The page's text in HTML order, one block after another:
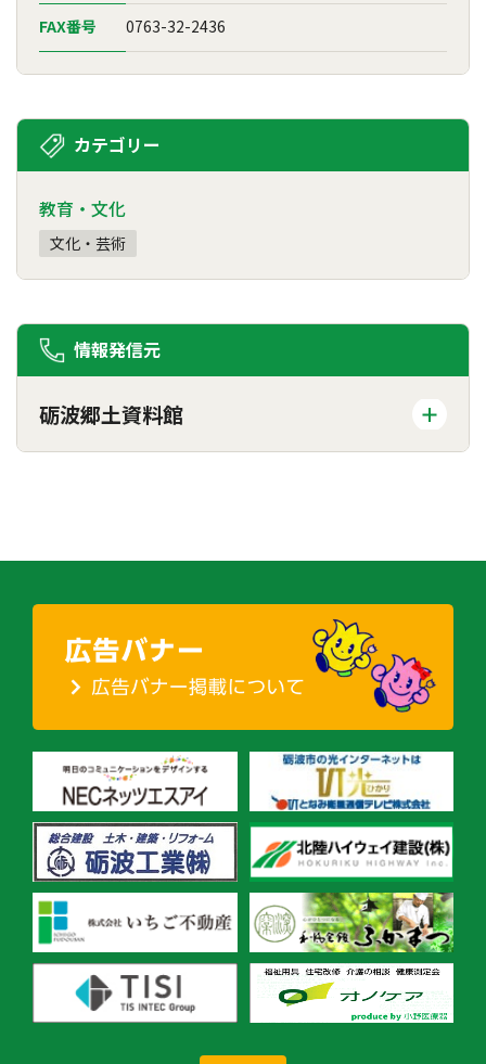
FAX番号 0763-32-2436
カテゴリー
教育・文化
文化・芸術
情報発信元
砺波郷土資料館